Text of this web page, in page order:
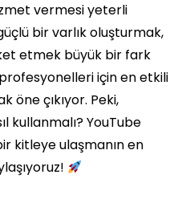
vermesi yeterli
bir varlık oluşturmak,
etmek büyük bir fark
için en etkili
çıkıyor. Peki,
kullanmalı? YouTube
kitleye ulaşmanın en